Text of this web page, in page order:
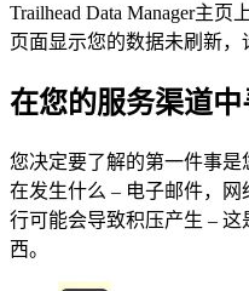
Trailhead Data Manager主
页面显示您的数据未刷新，
在您的服务渠道
您决定要了解的第一件事
在发生什么 – 电子邮件，
行可能会导致积压产生 –
西。